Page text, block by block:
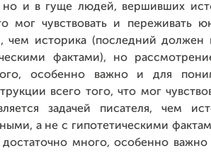
но и в гуще людей, вершивших
мог чувствовать и переживать
чем историка (последний должен
фактами), но
особенно важно и для
всего того, что мог
задачей писателя, чем
а не с гипотетическими
много, особенно важно